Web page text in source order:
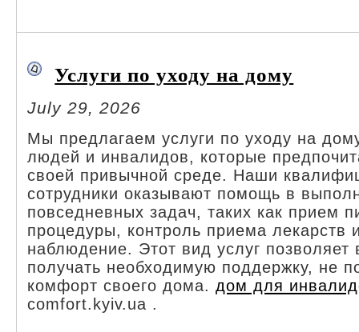
Услуги по уходу на дому
July 29, 2026
Мы предлагаем услуги по уходу на
людей и инвалидов, которые
своей привычной среде. Наши
сотрудники оказывают помощь в
повседневных задач, таких как прием
процедуры, контроль приема лекарств
наблюдение. Этот вид услуг
получать необходимую поддержку, не
комфорт своего дома.дом для
comfort.kyiv.ua .